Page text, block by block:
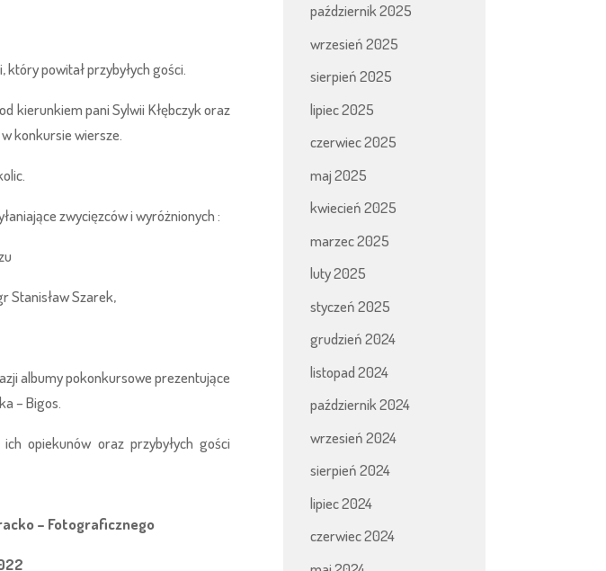
który powitał przybyłych gości.
kierunkiem pani Sylwii Kłębczyk oraz
konkursie wiersze.
zwycięzców i wyróżnionych :
Stanisław Szarek,
albumy pokonkursowe prezentujące
– Bigos.
opiekunów oraz przybyłych gości
– Fotograficznego
październik 2025
wrzesień 2025
sierpień 2025
lipiec 2025
czerwiec 2025
maj 2025
kwiecień 2025
marzec 2025
luty 2025
styczeń 2025
grudzień 2024
listopad 2024
październik 2024
wrzesień 2024
sierpień 2024
lipiec 2024
czerwiec 2024